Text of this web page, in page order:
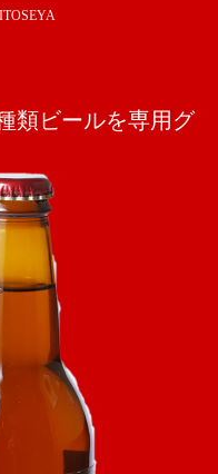
類ビールを専用グ